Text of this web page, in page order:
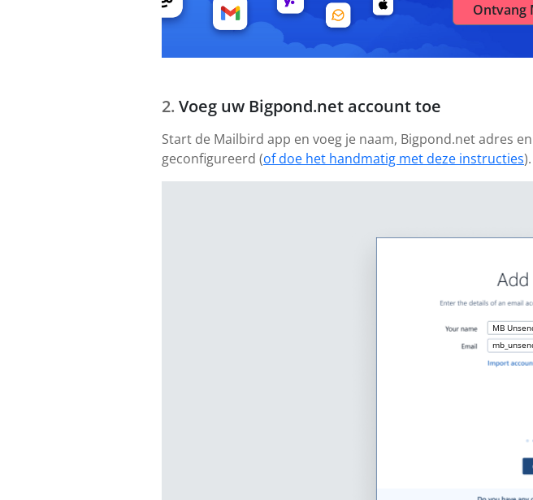
Ontvang
Voeg uw Bigpond.net account toe
Start de Mailbird app en voeg je naam, Bigpond.net adres
geconfigureerd (of doe het handmatig met deze instructies
MB